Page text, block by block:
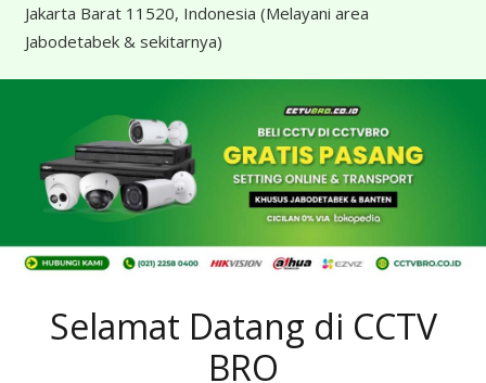
Jakarta Barat 11520, Indonesia (Melayani area
Jabodetabek & sekitarnya)
Selamat Datang di CCTV
BRO